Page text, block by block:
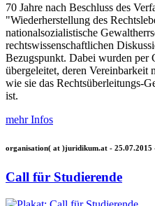
70 Jahre nach Beschluss des
"Wiederherstellung des
nationalsozialistische
rechtswissenschaftlichen
Bezugspunkt. Dabei wurden per
übergeleitet, deren
wie sie das Rechtsüberleitungs-
ist.
mehr Infos
organisation( at )juridikum.at - 25.07.2015
Call für Studierende